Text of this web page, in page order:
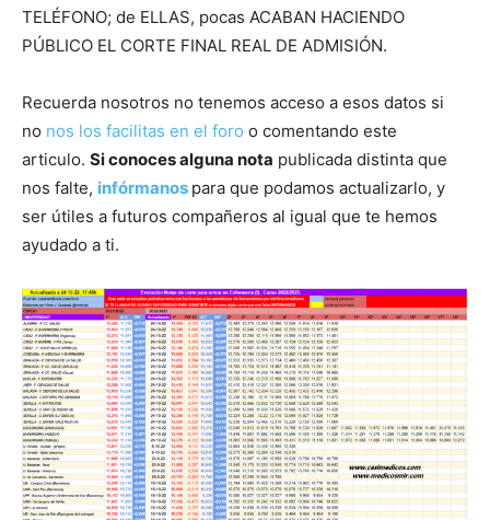
TELÉFONO; de ELLAS, pocas ACABAN HACIENDO
PÚBLICO EL CORTE FINAL REAL DE ADMISIÓN.
Recuerda nosotros no tenemos acceso a esos datos si
no nos los facilitas en el foro o comentando este
articulo. Si conoces alguna nota publicada distinta que
nos falte, infórmanos para que podamos actualizarlo, y
ser útiles a futuros compañeros al igual que te hemos
ayudado a ti.